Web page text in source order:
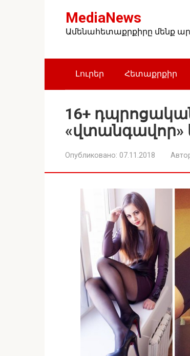
MediaNews
Ամենահետաքրքիրը մենք
Լուրեր Հետաքրքիր
16+
«վտանգավոր»
Опубликовано: 07.11.2018